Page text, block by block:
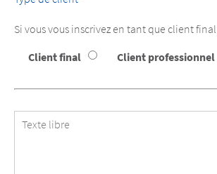
l’apprenant
Si vous vous inscrivez en tant que client
TypeClient final Client professionnel
libre